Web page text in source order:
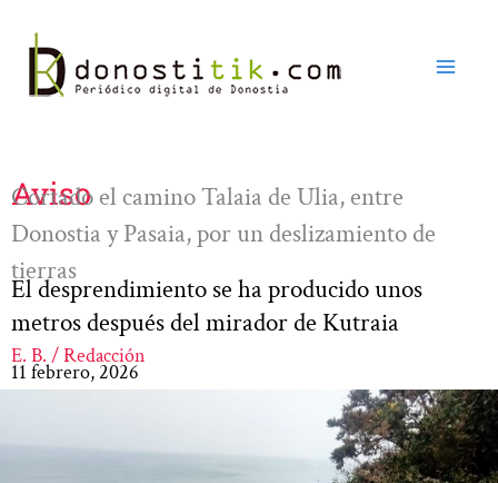
contenido
Aviso
Cortado el camino Talaia de Ulia, entre
Donostia y Pasaia, por un deslizamiento de
tierras
El desprendimiento se ha producido unos
metros después del mirador de Kutraia
E. B. / Redacción
11 febrero, 2026